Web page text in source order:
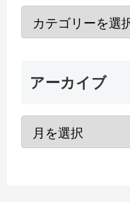
アーカイブ